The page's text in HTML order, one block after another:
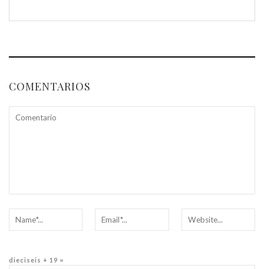
COMENTARIOS
dieciseis + 19 =